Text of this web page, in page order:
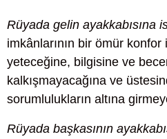
Rüyada gelin ayakkabısına
imkânlarının bir ömür
yeteceğine, bilgisine ve
kalkışmayacağına ve
sorumlulukların altına
Rüyada başkasının